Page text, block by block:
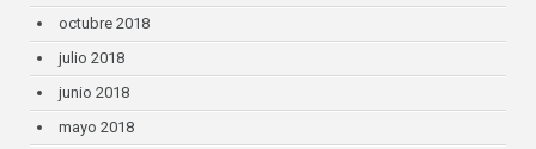
octubre 2018
julio 2018
junio 2018
mayo 2018